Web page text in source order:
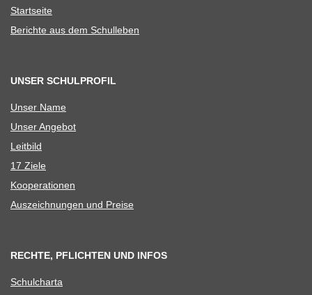
Start­seite
Berichte aus dem Schulleben
UNSER SCHULPROFIL
Unser Name
Unser Ange­bot
Leit­bild
17 Ziele
Koope­ra­tio­nen
Aus­zeich­nun­gen und Preise
RECHTE, PFLICHTEN UND INFOS
Schul­charta